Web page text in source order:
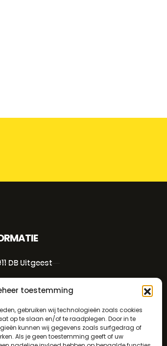
toestemming
gebruiken wij technologieën zoals cookies
op te slaan en/of te raadplegen. Door in te
kunnen wij gegevens zoals surfgedrag of
Als je geen toestemming geeft of uw
DB Uitgeest